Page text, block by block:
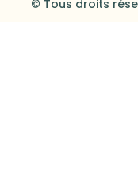
© Tous droits